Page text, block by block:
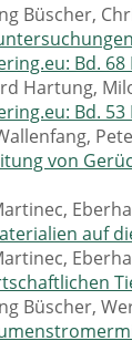
Büscher,
Bd. 68
Hartung,
Bd. 53
von
auf
Büscher,